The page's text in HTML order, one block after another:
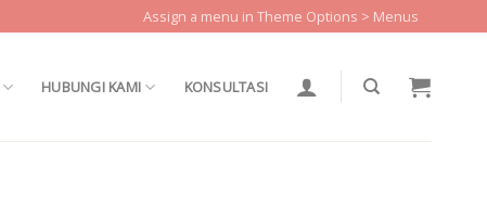
Assign a menu in Theme Options > Menus
HUBUNGI KAMI KONSULTASI